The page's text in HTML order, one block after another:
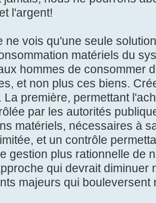
l'argent!
ne vois qu'une seule
matériels du
hommes de consommer
et non plus ces biens.
La première, permettant
par les autorités
matériels, nécessaires à
et un contrôle
gestion plus rationnelle de
qui devrait diminuer
majeurs qui bouleversent